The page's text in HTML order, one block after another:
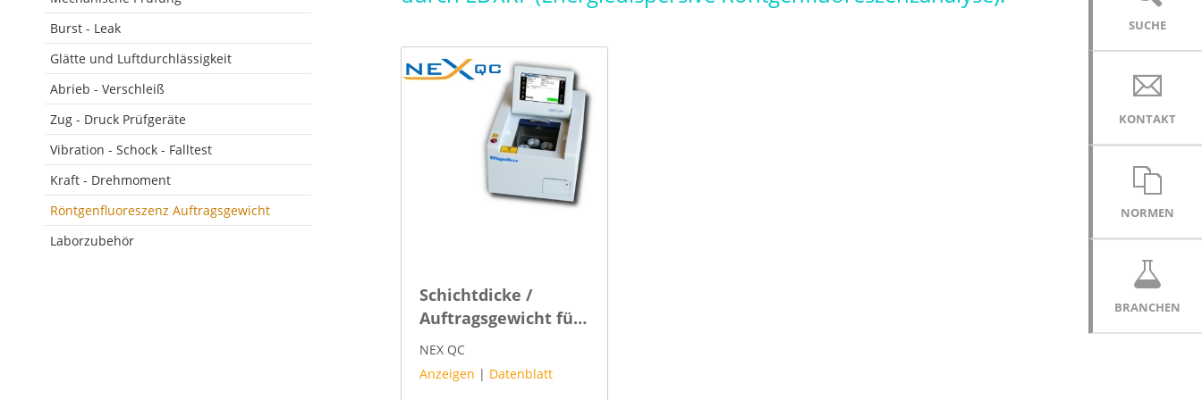
SUCHE
KONTAKT
NORMEN
BRANCHEN
Schichtdicke /
Auftragsgewicht für
Silikon
NEX QC
Anzeigen | Datenblatt
Burst - Leak
Glätte und Luftdurchlässigkeit
Abrieb - Verschleiß
Zug - Druck Prüfgeräte
Vibration - Schock - Falltest
Kraft - Drehmoment
Röntgenfluoreszenz Auftragsgewicht
Laborzubehör